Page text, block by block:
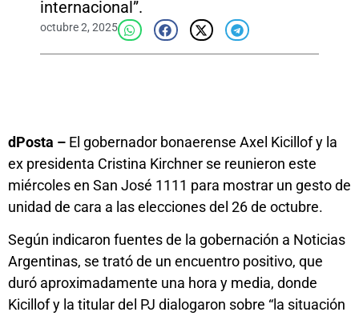
internacional”.
octubre 2, 2025
dPosta – El gobernador bonaerense Axel Kicillof y la
ex presidenta Cristina Kirchner se reunieron este
miércoles en San José 1111 para mostrar un gesto de
unidad de cara a las elecciones del 26 de octubre.
Según indicaron fuentes de la gobernación a Noticias
Argentinas, se trató de un encuentro positivo, que
duró aproximadamente una hora y media, donde
Kicillof y la titular del PJ dialogaron sobre “la situación